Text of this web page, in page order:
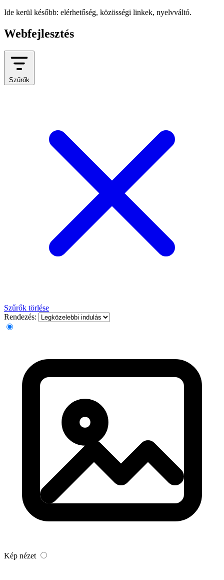
Ide kerül később: elérhetőség, közösségi linkek, nyelvváltó.
Webfejlesztés
Szűrők
Szűrők törlése
Rendezés:
Kép nézet